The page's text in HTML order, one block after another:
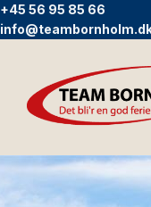
+45 56 95 85 66